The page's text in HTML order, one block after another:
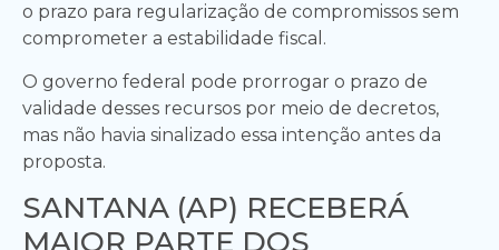
o prazo para regularização de compromissos sem
comprometer a estabilidade fiscal.
O governo federal pode prorrogar o prazo de
validade desses recursos por meio de decretos,
mas não havia sinalizado essa intenção antes da
proposta.
SANTANA (AP) RECEBERÁ
MAIOR PARTE DOS